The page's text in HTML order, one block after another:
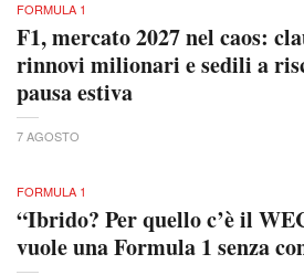
FORMULA 1
F1, mercato 2027 nel caos:
rinnovi milionari e sedili a
pausa estiva
7 AGOSTO
FORMULA 1
“Ibrido? Per quello c’è il
vuole una Formula 1 senza